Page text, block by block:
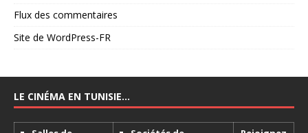
Flux des commentaires
Site de WordPress-FR
LE CINÉMA EN TUNISIE…